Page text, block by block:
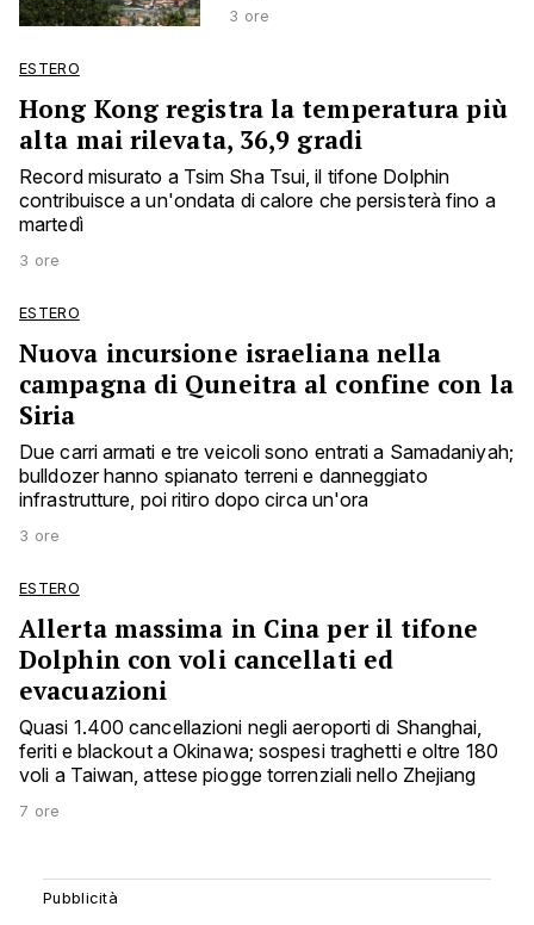
3 ore
ESTERO
Hong Kong registra la temperatura più
alta mai rilevata, 36,9 gradi
Record misurato a Tsim Sha Tsui, il tifone Dolphin
contribuisce a un'ondata di calore che persisterà fino a
martedì
3 ore
ESTERO
Nuova incursione israeliana nella
campagna di Quneitra al confine con la
Siria
Due carri armati e tre veicoli sono entrati a Samadaniyah;
bulldozer hanno spianato terreni e danneggiato
infrastrutture, poi ritiro dopo circa un'ora
3 ore
ESTERO
Allerta massima in Cina per il tifone
Dolphin con voli cancellati ed
evacuazioni
Quasi 1.400 cancellazioni negli aeroporti di Shanghai,
feriti e blackout a Okinawa; sospesi traghetti e oltre 180
voli a Taiwan, attese piogge torrenziali nello Zhejiang
7 ore